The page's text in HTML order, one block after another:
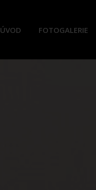
ÚVOD FOTOGALERIE